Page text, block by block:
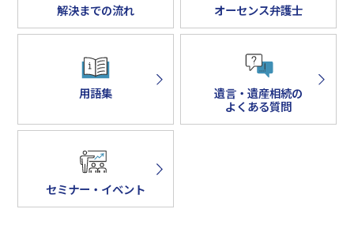
解決までの流れ オーセンス弁護士
用語集
遺言・遺産相続の
よくある質問
セミナー・イベント